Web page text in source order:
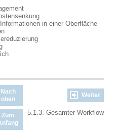
in einer Oberfläche
Nach
oben
Weiter
Zum
5.1.3. Gesamter Workflow